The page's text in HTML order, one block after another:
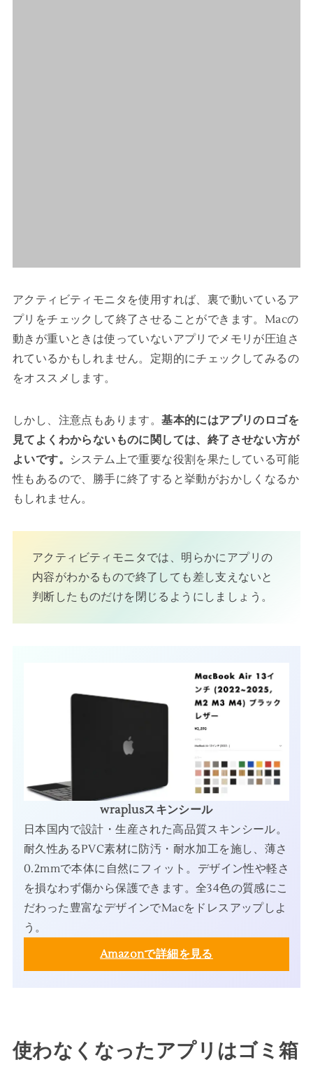
アクティビティモニタを使用すれば、裏で動いているア
プリをチェックして終了させることができます。Macの
動きが重いときは使っていないアプリでメモリが圧迫さ
れているかもしれません。定期的にチェックしてみるの
をオススメします。
しかし、注意点もあります。基本的にはアプリのロゴを
見てよくわからないものに関しては、終了させない方が
よいです。 システム上で重要な役割を果たしている可能
性もあるので、勝手に終了すると挙動がおかしくなるか
もしれません。
アクティビティモニタでは、明らかにアプリの
内容がわかるもので終了しても差し支えないと
判断したものだけを閉じるようにしましょう。
wraplusスキンシール
日本国内で設計・生産された高品質スキンシール。
耐久性あるPVC素材に防汚・耐水加工を施し、薄さ
0.2mmで本体に自然にフィット。デザイン性や軽さ
を損なわず傷から保護できます。全34色の質感にこ
だわった豊富なデザインでMacをドレスアップしよ
う。
Amazonで詳細を見る
使わなくなったアプリはゴミ箱